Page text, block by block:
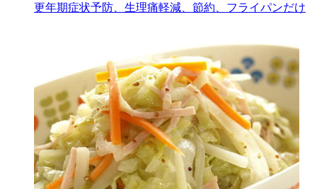
更年期症状予防、生理痛軽減、節約、フライパンだけ